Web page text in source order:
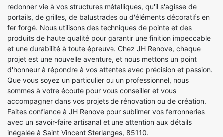
redonner vie à vos structures métalliques, qu'il s'agisse de
portails, de grilles, de balustrades ou d'éléments décoratifs en
fer forgé. Nous utilisons des techniques de pointe et des
produits de haute qualité pour garantir une finition impeccable
et une durabilité à toute épreuve. Chez JH Renove, chaque
projet est une nouvelle aventure, et nous mettons un point
d'honneur à répondre à vos attentes avec précision et passion.
Que vous soyez un particulier ou un professionnel, nous
sommes à votre écoute pour vous conseiller et vous
accompagner dans vos projets de rénovation ou de création.
Faites confiance à JH Renove pour sublimer vos ferronneries
avec un savoir-faire artisanal et une attention aux détails
inégalée à Saint Vincent Sterlanges, 85110.